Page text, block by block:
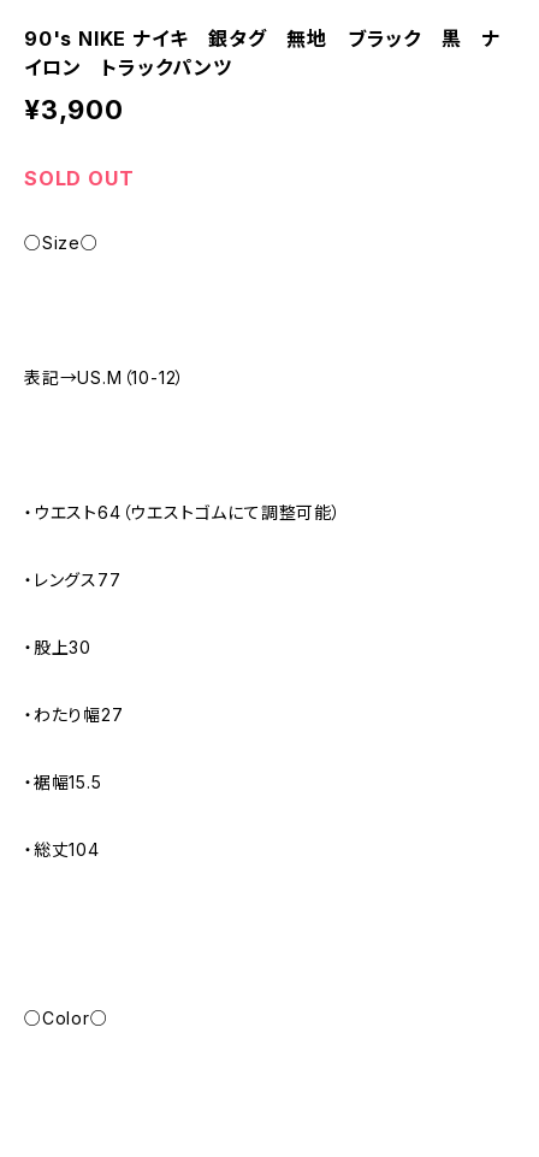
90's NIKE ナイキ 銀タグ 無地 ブラック 黒 ナ
イロン トラックパンツ
¥3,900
SOLD OUT
○Size○
表記→US.M（10-12）
・ウエスト64（ウエストゴムにて調整可能）
・レングス77
・股上30
・わたり幅27
・裾幅15.5
・総丈104
○Color○